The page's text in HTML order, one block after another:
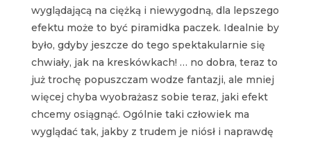
wyglądającą na ciężką i niewygodną, dla lepszego
efektu może to być piramidka paczek. Idealnie by
było, gdyby jeszcze do tego spektakularnie się
chwiały, jak na kreskówkach! … no dobra, teraz to
już trochę popuszczam wodze fantazji, ale mniej
więcej chyba wyobrażasz sobie teraz, jaki efekt
chcemy osiągnąć. Ogólnie taki człowiek ma
wyglądać tak, jakby z trudem je niósł i naprawdę